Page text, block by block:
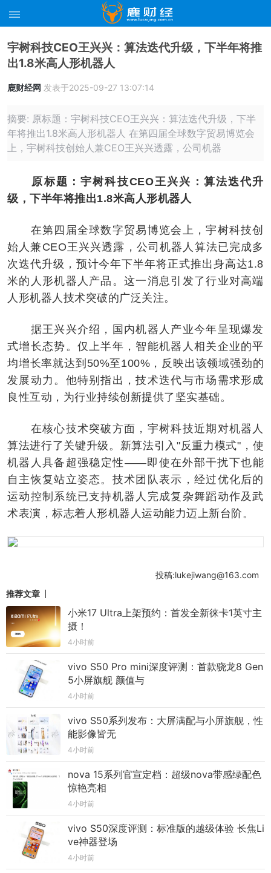
宇树科技CEO王兴兴：算法迭代升级，下半年将推
出1.8米高人形机器人
鹿财经网 发表于2025-09-27 13:07:14
摘要: 原标题：宇树科技CEO王兴兴：算法迭代升级，下半
年将推出1.8米高人形机器人 在第四届全球数字贸易博览会
上，宇树科技创始人兼CEO王兴兴透露，公司机器
原标题：宇树科技CEO王兴兴：算法迭代升
级，下半年将推出1.8米高人形机器人
在第四届全球数字贸易博览会上，宇树科技创
始人兼CEO王兴兴透露，公司机器人算法已完成多
次迭代升级，预计今年下半年将正式推出身高达1.8
米的人形机器人产品。这一消息引发了行业对高端
人形机器人技术突破的广泛关注。
据王兴兴介绍，国内机器人产业今年呈现爆发
式增长态势。仅上半年，智能机器人相关企业的平
均增长率就达到50%至100%，反映出该领域强劲的
发展动力。他特别指出，技术迭代与市场需求形成
良性互动，为行业持续创新提供了坚实基础。
在核心技术突破方面，宇树科技近期对机器人
算法进行了关键升级。新算法引入"反重力模式"，使
机器人具备超强稳定性——即使在外部干扰下也能
自主恢复站立姿态。技术团队表示，经过优化后的
运动控制系统已支持机器人完成复杂舞蹈动作及武
术表演，标志着人形机器人运动能力迈上新台阶。
投稿:lukejiwang@163.com
推荐文章
小米17 Ultra上架预约：首发全新徕卡1英寸主
摄！
4小时前
vivo S50 Pro mini深度评测：首款骁龙8 Gen
5小屏旗舰 颜值与
4小时前
vivo S50系列发布：大屏满配与小屏旗舰，性
能影像皆无
4小时前
nova 15系列官宣定档：超级nova带感绿配色
惊艳亮相
4小时前
vivo S50深度评测：标准版的越级体验 长焦Li
ve神器登场
4小时前